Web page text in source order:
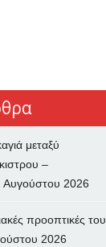
μεταξύ
–
Αυγούστου 2026
προοπτικές του
2026